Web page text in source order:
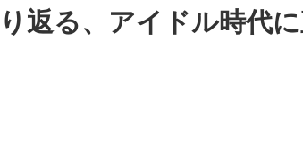
返る、アイドル時代